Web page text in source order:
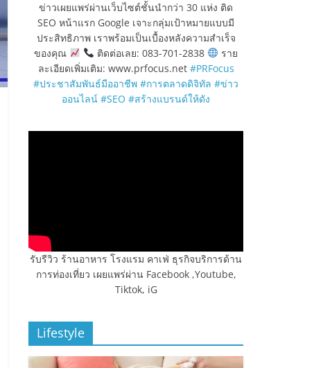
ข่าวเผยแพร่ผ่านเว็บไซต์ชั้นนำกว่า 30 แห่ง ติด
SEO หน้าแรก Google เจาะกลุ่มเป้าหมายแบบมี
ประสิทธิภาพ เราพร้อมเป็นเบื้องหลังความสำเร็จ
ของคุณ
ติดต่อเลย: 083-701-2838
ราย
ละเอียดเพิ่มเติม: www.prfocus.net #PRFocus
#ประชาสัมพันธ์มืออาชีพ #การตลาดดิจิทัล #ข่าว
ออนไลน์ #SEO #สร้างแบรนด์ให้ดัง
รับรีวิว ร้านอาหาร โรงแรม คาเฟ่ ธุรกิจบริการด้าน
การท่องเที่ยว เผยแพร่ผ่าน Facebook ,Youtube,
Tiktok, iG
Lifestyle